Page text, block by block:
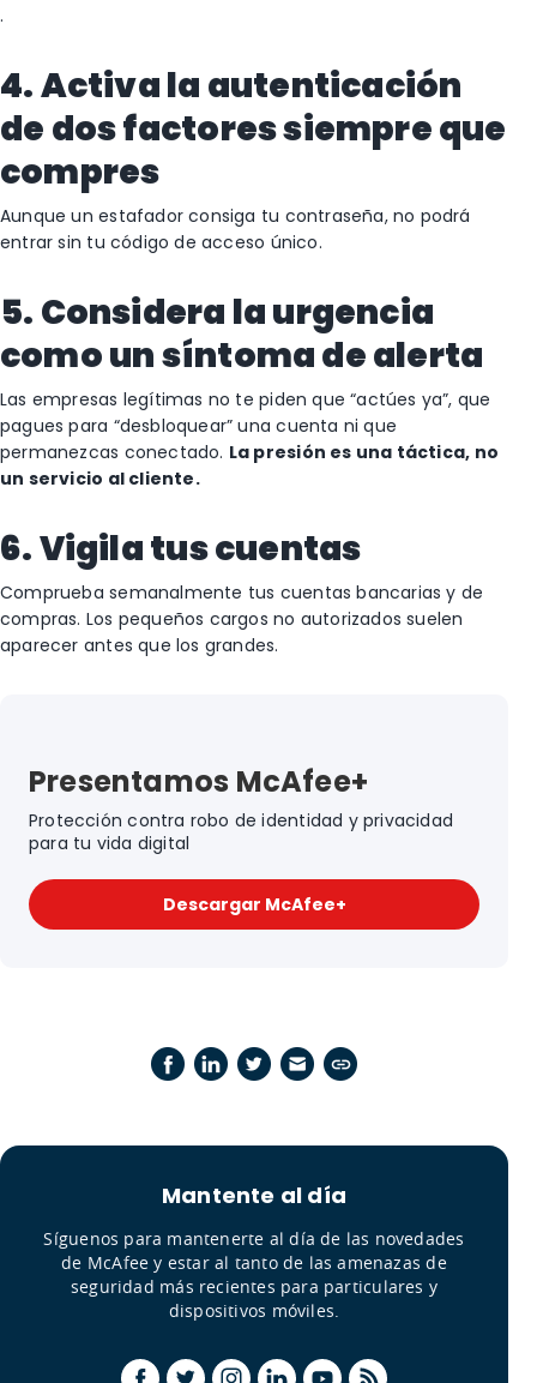
.
4. Activa la autenticación
de dos factores siempre que
compres
Aunque un estafador consiga tu contraseña, no podrá
entrar sin tu código de acceso único.
5. Considera la urgencia
como un síntoma de alerta
Las empresas legítimas no te piden que “actúes ya”, que
pagues para “desbloquear” una cuenta ni que
permanezcas conectado. La presión es una táctica, no
un servicio al cliente.
6. Vigila tus cuentas
Comprueba semanalmente tus cuentas bancarias y de
compras. Los pequeños cargos no autorizados suelen
aparecer antes que los grandes.
Presentamos McAfee+
Protección contra robo de identidad y privacidad
para tu vida digital
Descargar McAfee+
Mantente al día
Síguenos para mantenerte al día de las novedades
de McAfee y estar al tanto de las amenazas de
seguridad más recientes para particulares y
dispositivos móviles.